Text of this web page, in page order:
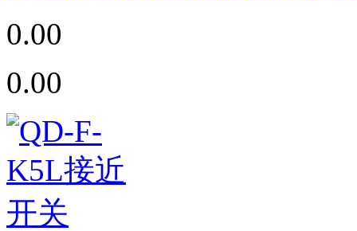
0.00
0.00